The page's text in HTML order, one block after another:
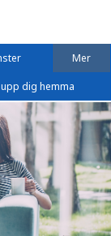
Mer
dig hemma